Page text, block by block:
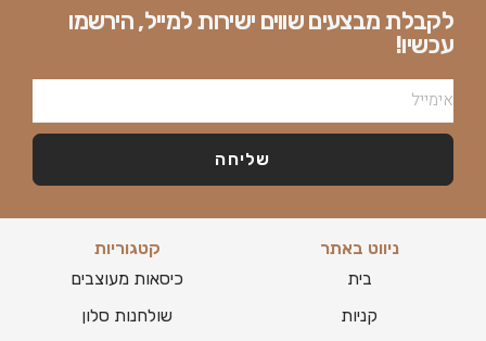
לקבלת מבצעים שווים ישירות למייל, הירשמו
עכשיו!
שליחה
ניווט באתר
בית
קניות
קטגוריות
כיסאות מעוצבים
שולחנות סלון